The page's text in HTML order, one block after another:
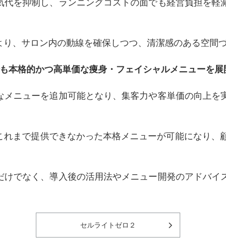
を抑制し、ランニングコストの面でも経営負担を
、サロン内の動線を確保しつつ、清潔感のある空間
本格的かつ高単価な痩身・フェイシャルメニューを展
ニューを追加可能となり、集客力や客単価の向上
まで提供できなかった本格メニューが可能になり、
でなく、導入後の活用法やメニュー開発のアドバ
セルライトゼロ２